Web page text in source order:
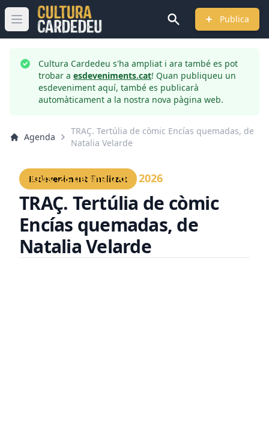
Obrir menú principal Publica
Cultura Cardedeu s'ha ampliat i ara també es pot
trobar a esdeveniments.cat! Quan publiqueu un
esdeveniment aquí, també es publicarà
automàticament a la nostra nova pàgina web.
Agenda
TRAÇ. Tertúlia de còmic Encías quemadas, de
Natalia Velarde
Esdeveniment finalitzat
Dijous, 28 de maig del 2026
TRAÇ. Tertúlia de còmic
Encías quemadas, de
Natalia Velarde